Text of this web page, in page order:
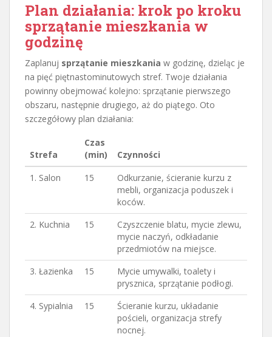
Plan działania: krok po kroku
sprzątanie mieszkania w
godzinę
Zaplanuj sprzątanie mieszkania w godzinę, dzieląc je
na pięć piętnastominutowych stref. Twoje działania
powinny obejmować kolejno: sprzątanie pierwszego
obszaru, następnie drugiego, aż do piątego. Oto
szczegółowy plan działania:
Strefa
Czas
(min)
Czynności
1. Salon
15
Odkurzanie, ścieranie kurzu z
mebli, organizacja poduszek i
koców.
2. Kuchnia
15
Czyszczenie blatu, mycie zlewu,
mycie naczyń, odkładanie
przedmiotów na miejsce.
3. Łazienka
15
Mycie umywalki, toalety i
prysznica, sprzątanie podłogi.
4. Sypialnia
15
Ścieranie kurzu, układanie
pościeli, organizacja strefy
nocnej.